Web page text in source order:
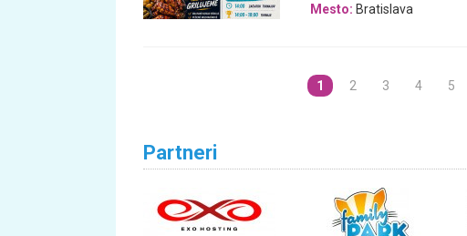
Mesto: Bratislava
1 2 3 4 5
Partneri